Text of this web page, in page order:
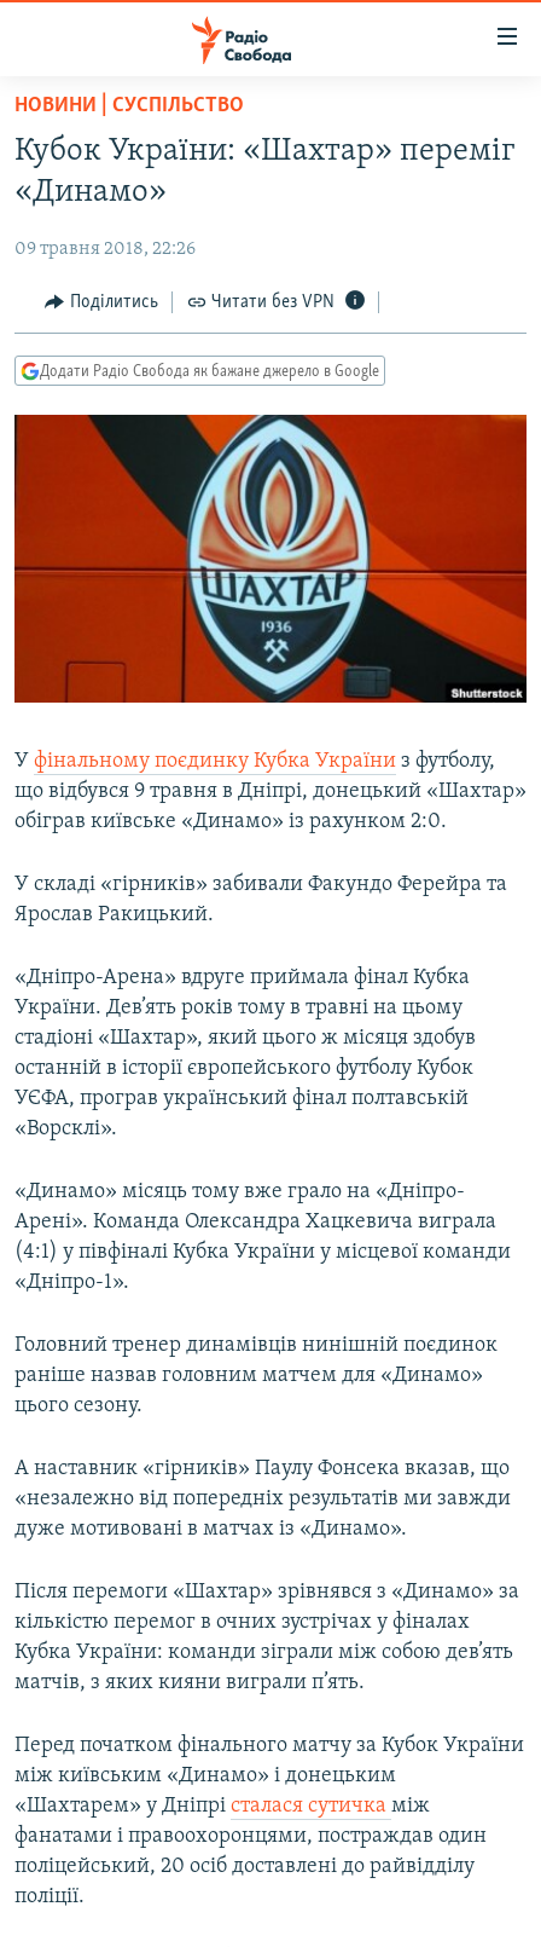
Перейти
основного
матеріалу
до
навігації
Перейти
до
РАДІО СВОБОДА – 70 РОКІВ
ВСЕ ЗА ДОБУ
ПОЛІТИКА
ЕКОНОМІКА
КУЛЬТУРА
ВІЙНА
РОСІЙСЬКА «ФІЛЬТРАЦІЯ»
КРИМ.РЕАЛІЇ
КИТАЙ.ВИКЛИКИ
МУЛЬТИМЕДІА
КРИМ РЕАЛІЇ
РУС
УКР
КТАТ
Усі сайти RFE/RL
НОВИНИ | СУСПІЛЬСТВО
Кубок України: «Шахтар» переміг
«Динамо»
09 травня 2018, 22:26
Поділитись Читати без VPN
Додати Радіо Свобода як бажане джерело в Google
У фінальному поєдинку Кубка України з футболу,
що відбувся 9 травня в Дніпрі, донецький «Шахтар»
обіграв київське «Динамо» із рахунком 2:0.
У складі «гірників» забивали Факундо Ферейра та
Ярослав Ракицький.
«Дніпро-Арена» вдруге приймала фінал Кубка
України. Дев’ять років тому в травні на цьому
стадіоні «Шахтар», який цього ж місяця здобув
останній в історії європейського футболу Кубок
УЄФА, програв український фінал полтавській
«Ворсклі».
«Динамо» місяць тому вже грало на «Дніпро-
Арені». Команда Олександра Хацкевича виграла
(4:1) у півфіналі Кубка України у місцевої команди
«Дніпро-1».
Головний тренер динамівців нинішній поєдинок
раніше назвав головним матчем для «Динамо»
цього сезону.
А наставник «гірників» Паулу Фонсека вказав, що
«незалежно від попередніх результатів ми завжди
дуже мотивовані в матчах із «Динамо».
Після перемоги «Шахтар» зрівнявся з «Динамо» за
кількістю перемог в очних зустрічах у фіналах
Кубка України: команди зіграли між собою дев’ять
матчів, з яких кияни виграли п’ять.
Перед початком фінального матчу за Кубок України
між київським «Динамо» і донецьким
«Шахтарем» у Дніпрі сталася сутичка між
фанатами і правоохоронцями, постраждав один
поліцейський, 20 осіб доставлені до райвідділу
поліції.